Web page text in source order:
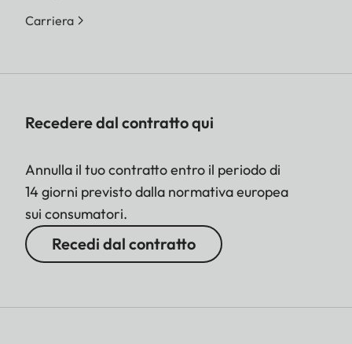
Carriera
Recedere dal contratto qui
Annulla il tuo contratto entro il periodo di
14 giorni previsto dalla normativa europea
sui consumatori.
Recedi dal contratto